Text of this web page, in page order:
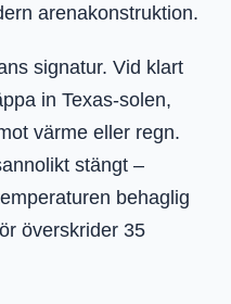
arenakonstruktion.
signatur. Vid klart
in Texas-solen,
värme eller regn.
stängt –
behaglig
överskrider 35